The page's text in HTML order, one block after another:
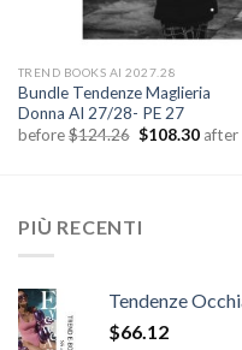
TREND BOOKS AI 2027.28
Bundle Tendenze Maglieria
Donna AI 27/28- PE 27
before$124.26 Il
$108.30Il
after
PIÙ RECENTI
Tendenze
$66.12